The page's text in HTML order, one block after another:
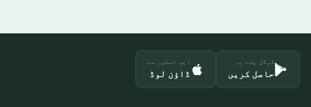
گوگل پلے پر
حاصل کریں
ایپ اسٹور سے
ڈاؤن لوڈ